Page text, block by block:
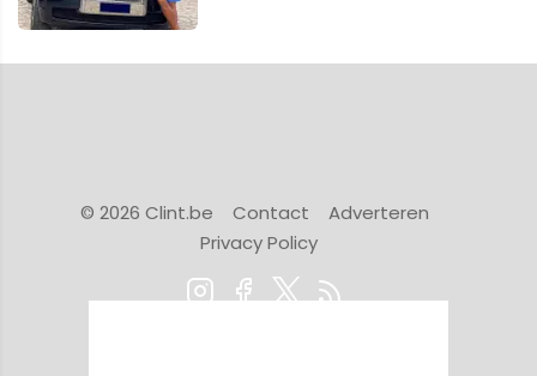
© 2026 Clint.be Contact
Adverteren
Privacy Policy